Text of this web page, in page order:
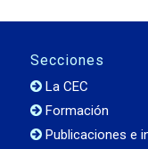
Secciones
La CEC
Formación
Publicaciones e